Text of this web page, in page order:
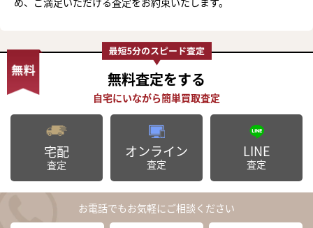
無料査定をする
宅配
査定
オンライン
査定
LINE
査定
お電話でもお気軽にご相談ください